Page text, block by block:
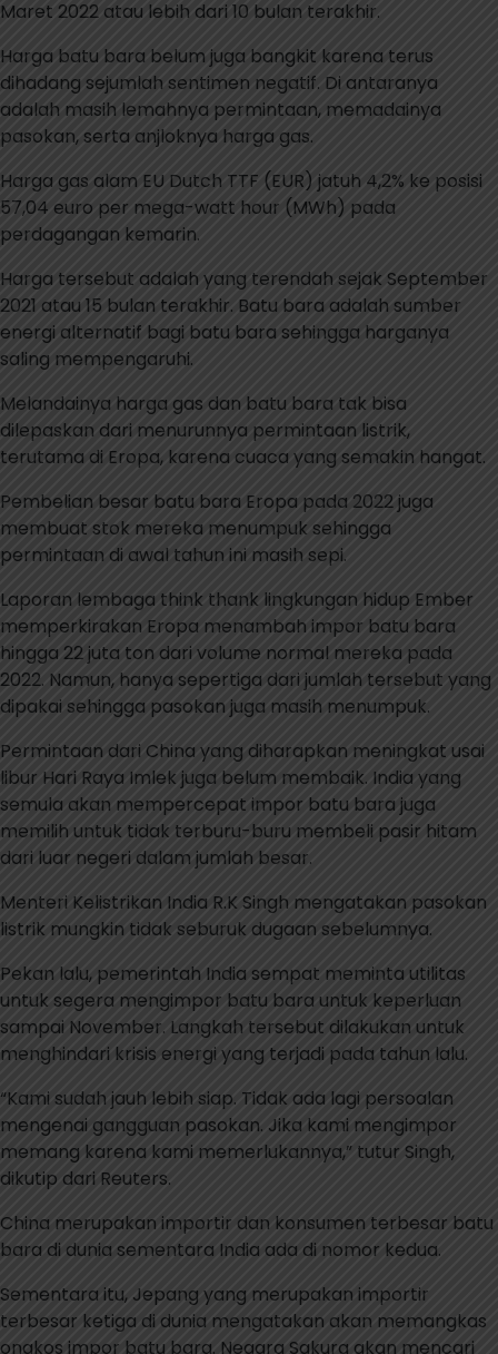
Maret 2022 atau lebih dari 10 bulan terakhir.
Harga batu bara belum juga bangkit karena terus
dihadang sejumlah sentimen negatif. Di antaranya
adalah masih lemahnya permintaan, memadainya
pasokan, serta anjloknya harga gas.
Harga gas alam EU Dutch TTF (EUR) jatuh 4,2% ke posisi
57,04 euro per mega-watt hour (MWh) pada
perdagangan kemarin.
Harga tersebut adalah yang terendah sejak September
2021 atau 15 bulan terakhir. Batu bara adalah sumber
energi alternatif bagi batu bara sehingga harganya
saling mempengaruhi.
Melandainya harga gas dan batu bara tak bisa
dilepaskan dari menurunnya permintaan listrik,
terutama di Eropa, karena cuaca yang semakin hangat.
Pembelian besar batu bara Eropa pada 2022 juga
membuat stok mereka menumpuk sehingga
permintaan di awal tahun ini masih sepi.
Laporan lembaga think thank lingkungan hidup Ember
memperkirakan Eropa menambah impor batu bara
hingga 22 juta ton dari volume normal mereka pada
2022. Namun, hanya sepertiga dari jumlah tersebut yang
dipakai sehingga pasokan juga masih menumpuk.
Permintaan dari China yang diharapkan meningkat usai
libur Hari Raya Imlek juga belum membaik. India yang
semula akan mempercepat impor batu bara juga
memilih untuk tidak terburu-buru membeli pasir hitam
dari luar negeri dalam jumlah besar.
Menteri Kelistrikan India R.K Singh mengatakan pasokan
listrik mungkin tidak seburuk dugaan sebelumnya.
Pekan lalu, pemerintah India sempat meminta utilitas
untuk segera mengimpor batu bara untuk keperluan
sampai November. Langkah tersebut dilakukan untuk
menghindari krisis energi yang terjadi pada tahun lalu.
“Kami sudah jauh lebih siap. Tidak ada lagi persoalan
mengenai gangguan pasokan. Jika kami mengimpor
memang karena kami memerlukannya,” tutur Singh,
dikutip dari Reuters.
China merupakan importir dan konsumen terbesar batu
bara di dunia sementara India ada di nomor kedua.
Sementara itu, Jepang yang merupakan importir
terbesar ketiga di dunia mengatakan akan memangkas
ongkos impor batu bara. Negara Sakura akan mencari